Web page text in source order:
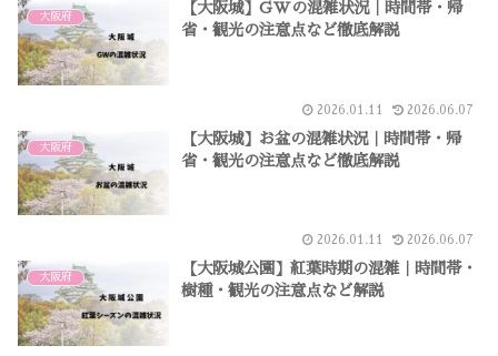
大阪府
【大阪城】GWの混雑状況｜時間帯・帰
省・観光の注意点など徹底解説
2026.01.11 2026.06.07
大阪府
【大阪城】お盆の混雑状況｜時間帯・帰
省・観光の注意点など徹底解説
2026.01.11 2026.06.07
大阪府
【大阪城公園】紅葉時期の混雑｜時間帯・
樹種・観光の注意点など解説